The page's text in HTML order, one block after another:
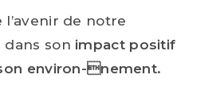
l’avenir de notre
son impact positif
environ-nement.